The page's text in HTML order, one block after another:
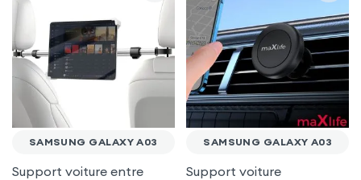
SAMSUNG GALAXY A03
Support voiture entre
SAMSUNG GALAXY A03
Support voiture